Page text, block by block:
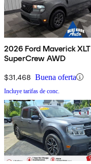
2026 Ford Maverick XLT
SuperCrew AWD
$31,468 Buena oferta
Incluye tarifas de conc.